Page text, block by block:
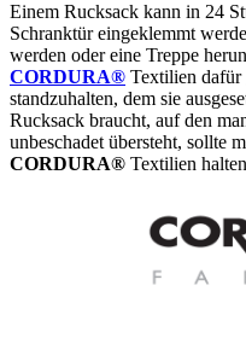
Einem Rucksack kann in 24
Schranktür eingeklemmt
werden oder eine Treppe
CORDURA® Textilien dafür
standzuhalten, dem sie
Rucksack braucht, auf den
unbeschadet übersteht, sollte
CORDURA® Textilien